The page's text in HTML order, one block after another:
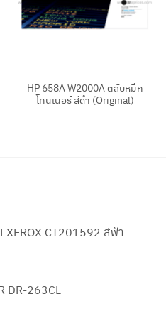
HP 658A W2000A ตลับหมึก
โทนเนอร์ สีดำ (Original)
CT201592 สีฟ้า
DR-263CL